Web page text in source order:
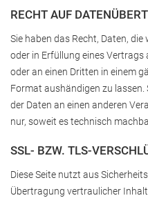
RECHT AUF
Sie haben das Recht, Daten,
oder in Erfüllung eines
oder an einen Dritten in einem
Format aushändigen zu lassen.
der Daten an einen anderen
nur, soweit es technisch
SSL- BZW. TLS-
Diese Seite nutzt aus
Übertragung vertraulicher